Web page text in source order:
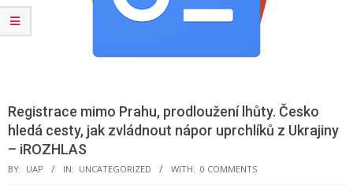
Registrace mimo Prahu, prodloužení lhůty. Česko
hledá cesty, jak zvládnout nápor uprchlíků z Ukrajiny
– iROZHLAS
BY: UAP IN: UNCATEGORIZED WITH: 0 COMMENTS